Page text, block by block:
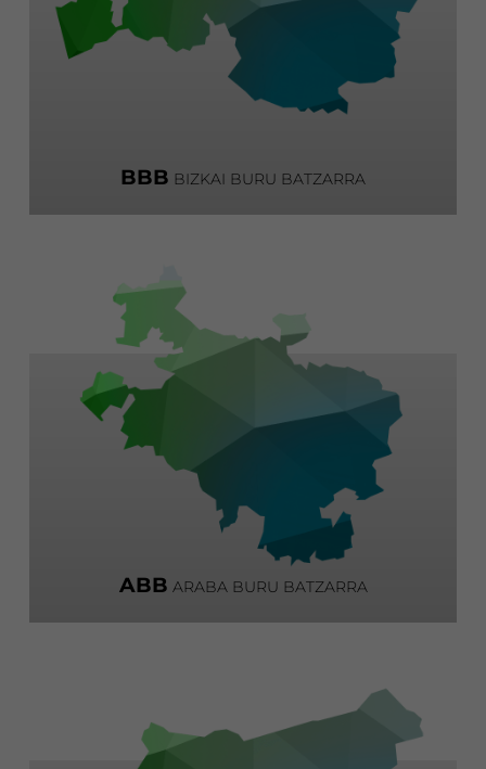
BBB BIZKAI BURU BATZARRA
ABB ARABA BURU BATZARRA